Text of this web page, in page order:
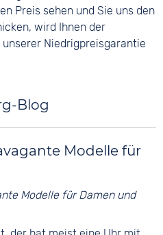
Preis sehen und Sie uns den
wird Ihnen der
Niedrigpreisgarantie
Blog
Modelle für